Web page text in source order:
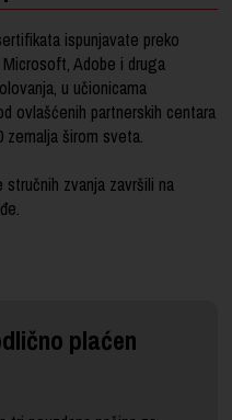
ispunjavate preko
Adobe i druga
u učionicama
ovlašćenih partnerskih centara
zemalja širom sveta.
zvanja završili na
plaćen